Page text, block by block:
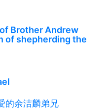
Brother Andrew
of shepherding the
的余洁麟弟兄